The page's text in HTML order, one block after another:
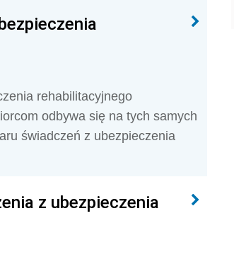
rehabilitacyjnego
odbywa się na tych samych
świadczeń z ubezpieczenia
z ubezpieczenia